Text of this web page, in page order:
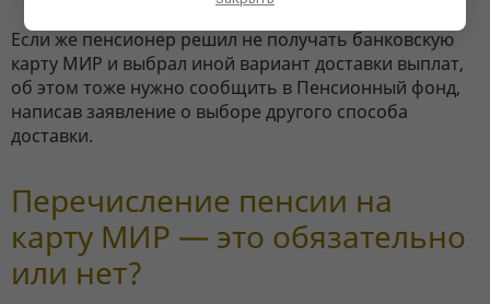
Если же пенсионер решил не получать банковскую
карту МИР и выбрал иной вариант доставки выплат,
об этом тоже нужно сообщить в Пенсионный фонд,
написав заявление о выборе другого способа
доставки.
Перечисление пенсии на
карту МИР — это обязательно
или нет?